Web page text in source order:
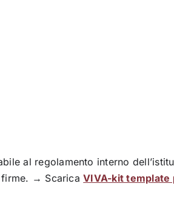
al regolamento interno
firme. → ScaricaVIVA-kit template